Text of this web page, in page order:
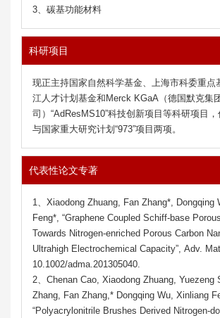
3、碳基功能材料
科研项目
现正主持国家自然科学基金、上海市科委重点
江人才计划基金和Merck KGaA（德国默克集
司）“AdResMS10”科技创新项目等科研项目
与国家重大研究计划“973”项目两项。
代表性论文专著
1、Xiaodong Zhuang, Fan Zhang*, Dongqing
Feng*, “Graphene Coupled Schiff-base
Towards Nitrogen-enriched Porous Carbon
Ultrahigh Electrochemical Capacity”, Adv.
10.1002/adma.201305040.
2、Chenan Cao, Xiaodong Zhuang, Yuezeng
Zhang, Fan Zhang,* Dongqing Wu, Xinliang
“Polyacrylonitrile Brushes Derived Nitrogen-